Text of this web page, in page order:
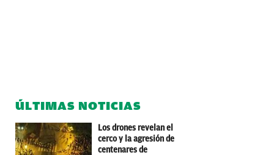
ÚLTIMAS NOTICIAS
Los drones revelan el
cerco y la agresión de
centenares de